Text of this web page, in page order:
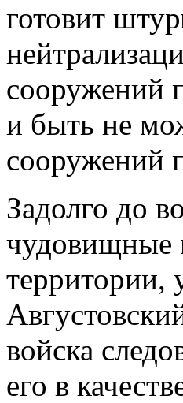
готовит
сооружений
и быть не
сооружений
Задолго до
чудовищные
территории,
войска
его в